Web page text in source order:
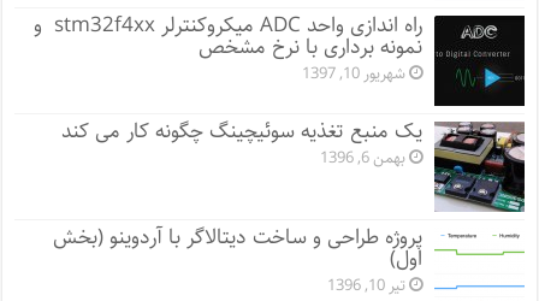
راه اندازی واحد ADC میکروکنترلر stm32f4xx و
نمونه برداری با نرخ مشخص
شهریور 10, 1397
یک منبع تغذیه سوئیچینگ چگونه کار می کند
بهمن 6, 1396
پروژه طراحی و ساخت دیتالاگر با آردوینو (بخش
اول)
تیر 10, 1396